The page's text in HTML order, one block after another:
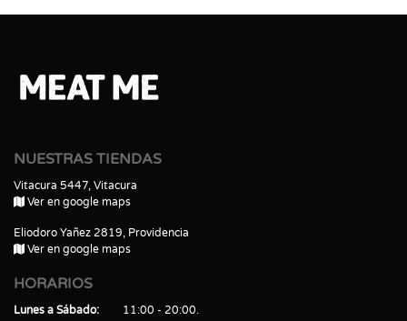
NUESTRAS TIENDAS
Vitacura 5447, Vitacura
Ver en google maps
Eliodoro Yañez 2819, Providencia
Ver en google maps
HORARIOS
Lunes a Sábado
11:00 - 20:00